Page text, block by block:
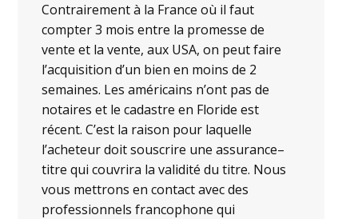
Contrairement à la France où il faut
compter 3 mois entre la promesse de
vente et la vente, aux USA, on peut faire
l’acquisition d’un bien en moins de 2
semaines. Les américains n’ont pas de
notaires et le cadastre en Floride est
récent. C’est la raison pour laquelle
l’acheteur doit souscrire une assurance–
titre qui couvrira la validité du titre. Nous
vous mettrons en contact avec des
professionnels francophone qui